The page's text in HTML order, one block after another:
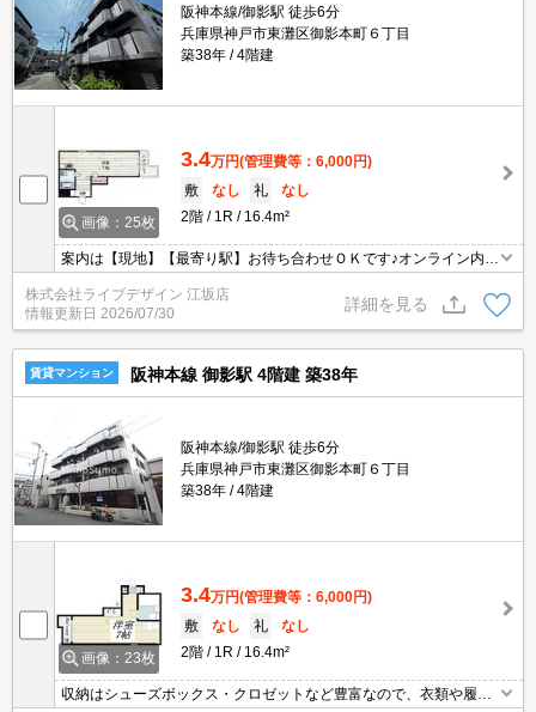
阪神本線/御影駅 徒歩6分
兵庫県神戸市東灘区御影本町６丁目
築38年
4階建
画像：25枚
3.4万円(管理費等：6,000円)
敷
なし 礼
なし
2階
1R 16.4m²
案内は【現地】【最寄り駅】お待ち合わせＯＫです♪オンライン内見
株式会社ライブデザイン 江坂店
情報更新日 2026/07/30
詳細を見る
賃貸マンション 阪神本線 御影駅 4階建 築38年
阪神本線/御影駅 徒歩6分
兵庫県神戸市東灘区御影本町６丁目
築38年
4階建
画像：23枚
3.4万円(管理費等：6,000円)
敷
なし 礼
なし
2階
1R 16.4m²
収納はシューズボックス・クロゼットなど豊富なので、衣類や履き